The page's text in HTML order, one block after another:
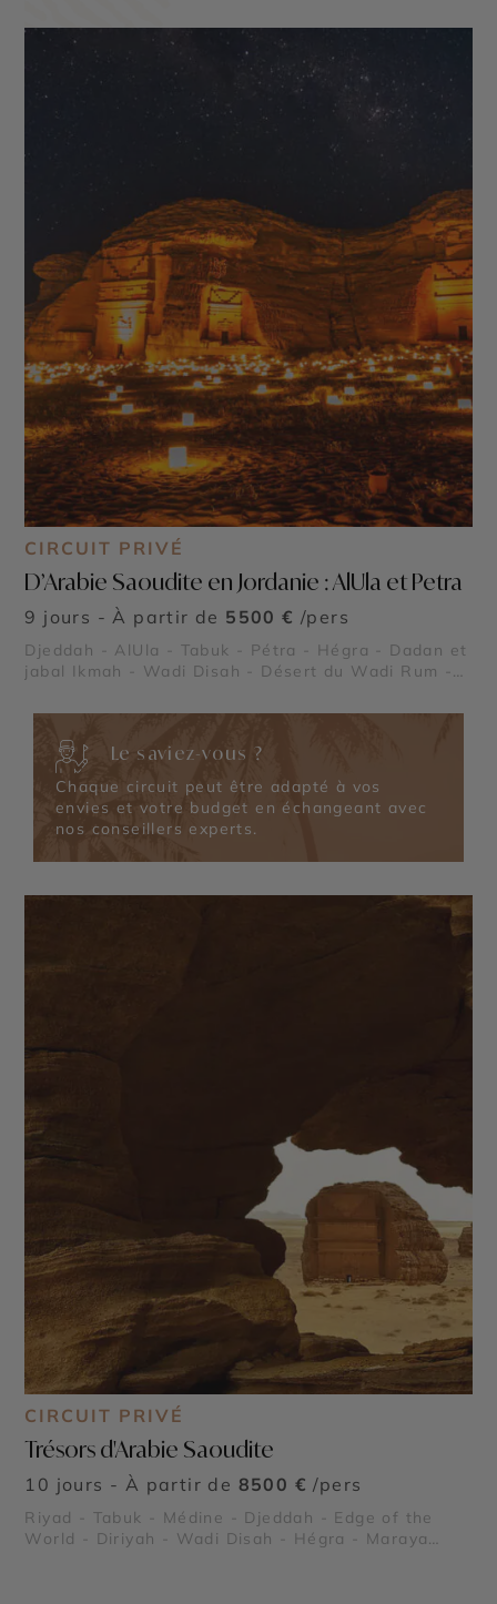
CIRCUIT PRIVÉ
D’Arabie Saoudite en Jordanie : AlUla et Petra
9 jours - À partir de 5500 € /pers
Djeddah - AlUla - Tabuk - Pétra - Hégra - Dadan et
jabal Ikmah - Wadi Disah - Désert du Wadi Rum -
Le saviez-vous ?
Chaque circuit peut être adapté à vos
envies et votre budget en échangeant avec
nos conseillers experts.
CIRCUIT PRIVÉ
Trésors d'Arabie Saoudite
10 jours - À partir de 8500 € /pers
Riyad - Tabuk - Médine - Djeddah - Edge of the
World - Diriyah - Wadi Disah - Hégra - Maraya